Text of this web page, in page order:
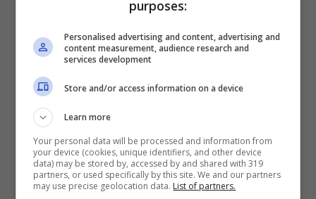
purposes:
Personalised advertising and content, advertising and
content measurement, audience research and
services development
Store and/or access information on a device
Learn more
Your personal data will be processed and information from
your device (cookies, unique identifiers, and other device
data) may be stored by, accessed by and shared with 319
partners, or used specifically by this site. We and our partners
may use precise geolocation data. List of partners.